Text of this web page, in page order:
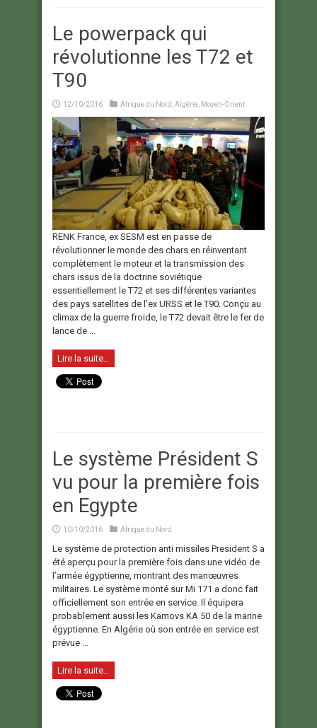
Le powerpack qui
révolutionne les T72 et
T90
12/10/2016 Afrique du Nord Algérie Moyen-Orient
RENK France, ex SESM est en passe de
révolutionner le monde des chars en réinventant
complètement le moteur et la transmission des
chars issus de la doctrine soviétique
essentiellement le T72 et ses différentes variantes
des pays satellites de l’ex URSS et le T90. Conçu au
climax de la guerre froide, le T72 devait être le fer de
lance de ...
Lire la suite...
Le système Président S
vu pour la première fois
en Egypte
10/10/2016 Afrique du Nord
Le système de protection anti missiles President S a
été aperçu pour la première fois dans une vidéo de
l’armée égyptienne, montrant des manœuvres
militaires. Le système monté sur Mi 171 a donc fait
officiellement son entrée en service. Il équipera
probablement aussi les Kamovs KA 50 de la marine
égyptienne. En Algérie où son entrée en service est
prévue ...
Lire la suite...